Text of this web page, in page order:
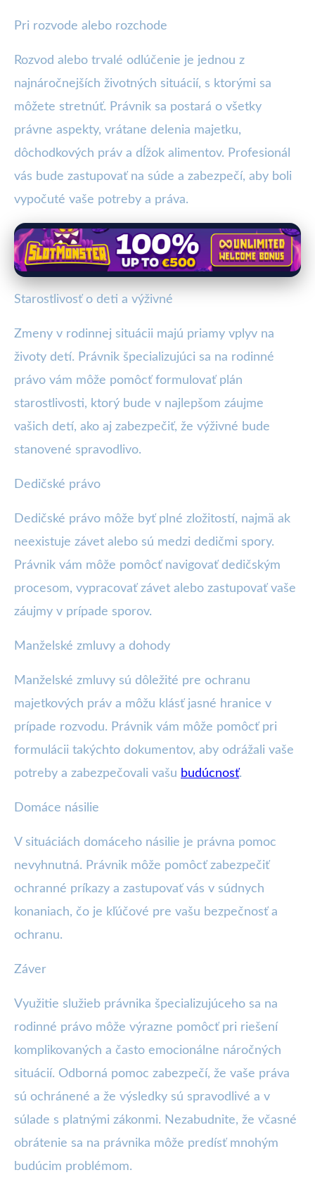
Pri rozvode alebo rozchode
Rozvod alebo trvalé odlúčenie je jednou z
najnáročnejších životných situácií, s ktorými sa
môžete stretnúť. Právnik sa postará o všetky
právne aspekty, vrátane delenia majetku,
dôchodkových práv a dĺžok alimentov. Profesionál
vás bude zastupovať na súde a zabezpečí, aby boli
vypočuté vaše potreby a práva.
Starostlivosť o deti a výživné
Zmeny v rodinnej situácii majú priamy vplyv na
životy detí. Právnik špecializujúci sa na rodinné
právo vám môže pomôcť formulovať plán
starostlivosti, ktorý bude v najlepšom záujme
vašich detí, ako aj zabezpečiť, že výživné bude
stanovené spravodlivo.
Dedičské právo
Dedičské právo môže byť plné zložitostí, najmä ak
neexistuje závet alebo sú medzi dedičmi spory.
Právnik vám môže pomôcť navigovať dedičským
procesom, vypracovať závet alebo zastupovať vaše
záujmy v prípade sporov.
Manželské zmluvy a dohody
Manželské zmluvy sú dôležité pre ochranu
majetkových práv a môžu klásť jasné hranice v
prípade rozvodu. Právnik vám môže pomôcť pri
formulácii takýchto dokumentov, aby odrážali vaše
potreby a zabezpečovali vašu budúcnosť.
Domáce násilie
V situáciách domáceho násilie je právna pomoc
nevyhnutná. Právnik môže pomôcť zabezpečiť
ochranné príkazy a zastupovať vás v súdnych
konaniach, čo je kľúčové pre vašu bezpečnosť a
ochranu.
Záver
Využitie služieb právnika špecializujúceho sa na
rodinné právo môže výrazne pomôcť pri riešení
komplikovaných a často emocionálne náročných
situácií. Odborná pomoc zabezpečí, že vaše práva
sú ochránené a že výsledky sú spravodlivé a v
súlade s platnými zákonmi. Nezabudnite, že včasné
obrátenie sa na právnika môže predísť mnohým
budúcim problémom.